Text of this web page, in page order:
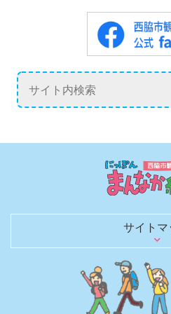
サイト
日本のまんなかを行く
歴史を語る文化財
観光スポット
お土産・買い物
レジャー・宿泊
日本のへそ到達証明書を発行
へそにちなんだグルメ＆お土
へそにちなんだイベント
観光モデルコース
春夏秋冬 花ごよみ
四季を彩る風物詩（イベン
にしわき豆知識
体験・土産にしたい匠の技と
のんびり泊まろう
キャンプで自然を満喫
観光パンフレット
お役立ちリンク
観光ガイドがご同行します！
取材・ロケ支援のご相談
旅行会社のみなさまへ
西脇市観光物産協会について
西脇市観光物産協会の会員一
西脇市へのアクセス
お知らせブログ
お問い合わせ